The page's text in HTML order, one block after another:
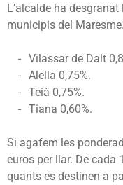
L’alcalde ha
municipis del
Vilassar de Dalt
Alella 0,75%.
Teià 0,75%.
Tiana 0,60%.
Si agafem les
euros per llar. De cada
quants es destinen a